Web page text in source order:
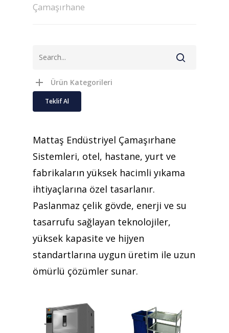
Çamaşırhane
Ürün Kategorileri
Teklif Al
Mattaş Endüstriyel Çamaşırhane
Sistemleri, otel, hastane, yurt ve
fabrikaların yüksek hacimli yıkama
ihtiyaçlarına özel tasarlanır.
Paslanmaz çelik gövde, enerji ve su
tasarrufu sağlayan teknolojiler,
yüksek kapasite ve hijyen
standartlarına uygun üretim ile uzun
ömürlü çözümler sunar.